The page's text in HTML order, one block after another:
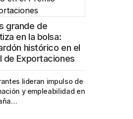
grande de
en la bolsa:
histórico en el
de Exportaciones
lideran impulso de
y empleabilidad en